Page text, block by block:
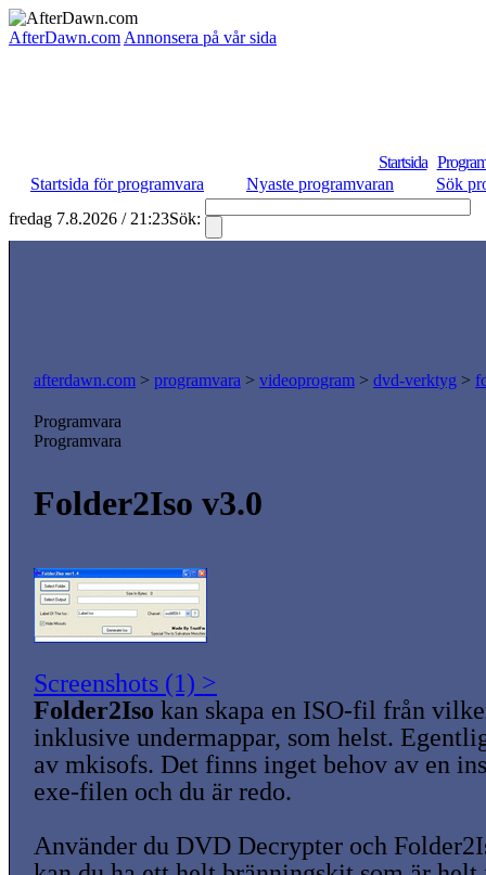
AfterDawn.com Annonsera på vår sida
Startsida
Startsida för programvara
Nyaste programvaran
Sök
fredag 7.8.2026 / 21:23Sök:
afterdawn.com > programvara > videoprogram > dvd-verktyg >
Programvara
Programvara
Folder2Iso v3.0
Screenshots (1) >
Folder2Iso kan skapa en ISO-fil från
inklusive undermappar, som helst.
av mkisofs. Det finns inget behov av en
exe-filen och du är redo.
Använder du DVD Decrypter och